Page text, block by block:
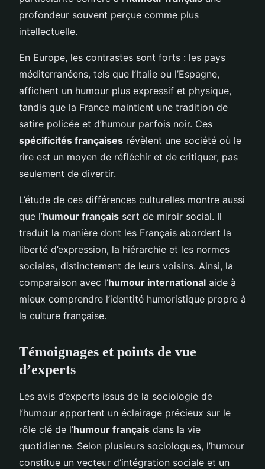
profondeur souvent perçue comme plus
intellectuelle.
En Europe, les contrastes sont forts : les pays
méditerranéens, tels que l’Italie ou l’Espagne,
affichent un humour plus expressif et physique,
tandis que la France maintient une tradition de
satire policée et d’humour parfois noir. Ces
spécificités françaises révèlent une société où le
rire est un moyen de réfléchir et de critiquer, pas
seulement de divertir.
L’étude de ces différences culturelles montre aussi
que l’humour français sert de miroir social. Il
traduit la manière dont les Français abordent la
liberté d’expression, la hiérarchie et les normes
sociales, distinctement de leurs voisins. Ainsi, la
comparaison avec l’humour international aide à
mieux comprendre l’identité humoristique propre à
la culture française.
Témoignages et points de vue
d’experts
Les avis d’experts issus de la sociologie de
l’humour apportent un éclairage précieux sur le
rôle clé de l’humour français dans la vie
quotidienne. Selon plusieurs sociologues, l’humour
constitue un vecteur d’intégration sociale et un